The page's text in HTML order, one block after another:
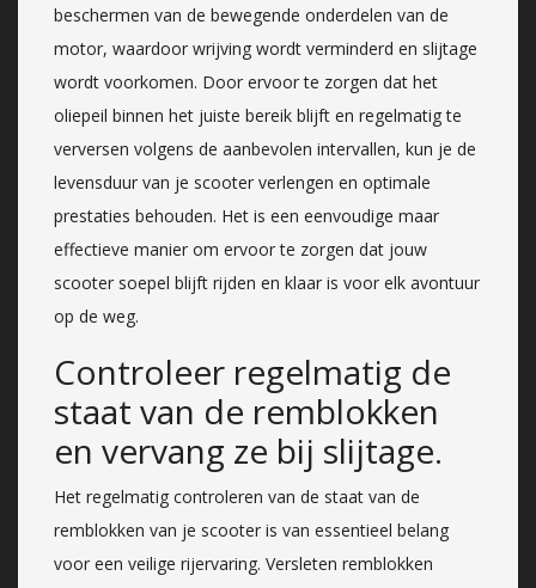
beschermen van de bewegende onderdelen van de
motor, waardoor wrijving wordt verminderd en slijtage
wordt voorkomen. Door ervoor te zorgen dat het
oliepeil binnen het juiste bereik blijft en regelmatig te
verversen volgens de aanbevolen intervallen, kun je de
levensduur van je scooter verlengen en optimale
prestaties behouden. Het is een eenvoudige maar
effectieve manier om ervoor te zorgen dat jouw
scooter soepel blijft rijden en klaar is voor elk avontuur
op de weg.
Controleer regelmatig de
staat van de remblokken
en vervang ze bij slijtage.
Het regelmatig controleren van de staat van de
remblokken van je scooter is van essentieel belang
voor een veilige rijervaring. Versleten remblokken